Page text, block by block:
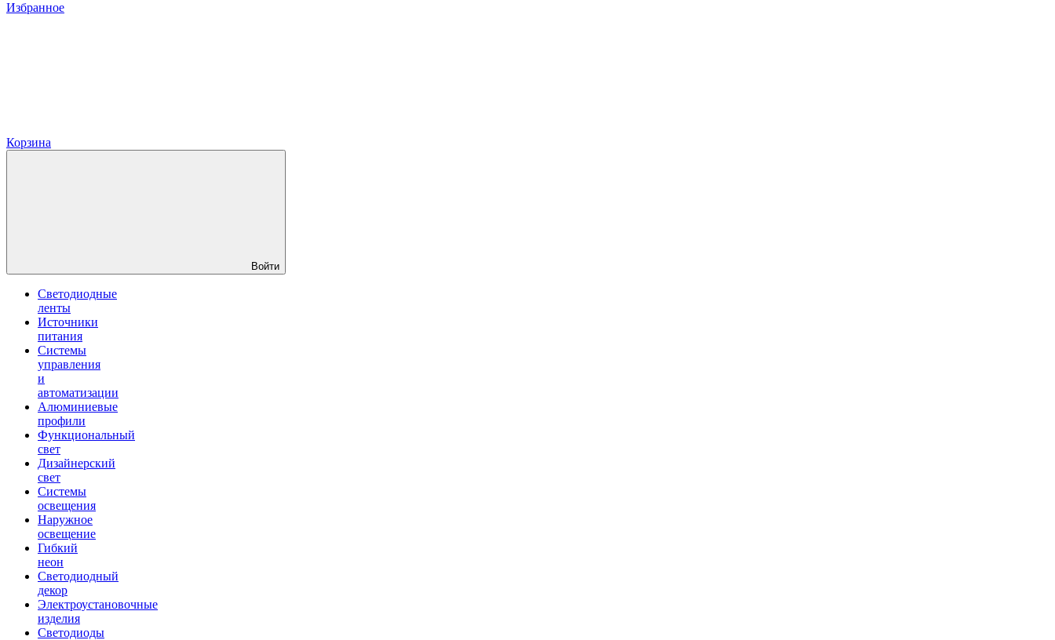
Избранное
Корзина
Войти
Светодиодные
ленты
Источники
питания
Системы
управления
и
автоматизации
Алюминиевые
профили
Функциональный
свет
Дизайнерский
свет
Системы
освещения
Наружное
освещение
Гибкий
неон
Светодиодный
декор
Электроустановочные
изделия
Светодиоды